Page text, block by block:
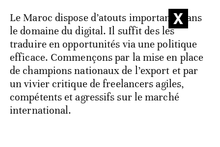
Le Maroc dispose d’atouts importants dans
le domaine du digital. Il suffit des les
traduire en opportunités via une politique
efficace. Commençons par la mise en place
de champions nationaux de l’export et par
un vivier critique de freelancers agiles,
compétents et agressifs sur le marché
international.